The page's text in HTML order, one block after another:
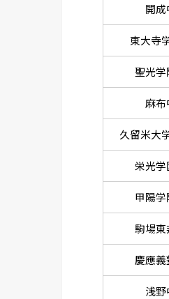
開
東大寺
聖光学
麻
久留米大
栄光
甲陽
駒場
慶應
浅